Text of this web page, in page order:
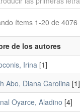
ítems 1-20 de 4076
de los autores
Irina [1]
Abo, Diana Carolina [1]
Oyarce, Aladino [4]